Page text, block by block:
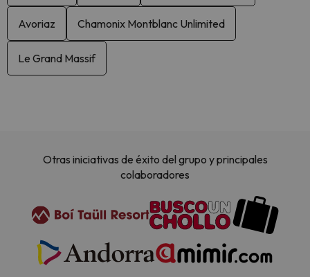
Avoriaz Chamonix Montblanc Unlimited
Le Grand Massif
Otras iniciativas de éxito del grupo y principales
colaboradores